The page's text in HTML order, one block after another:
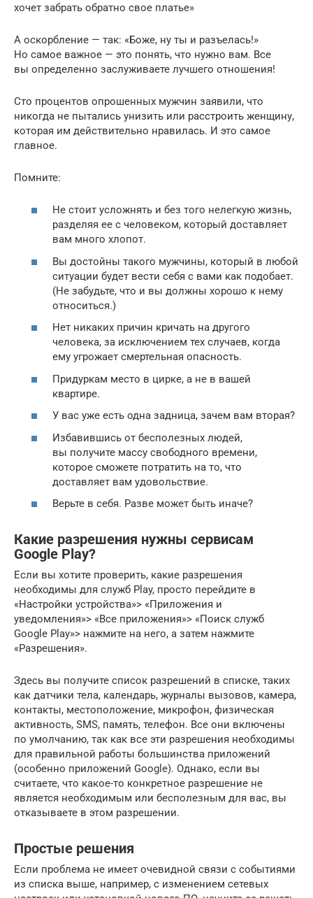
хочет забрать обратно свое платье»
А оскорбление — так: «Боже, ну ты и разъелась!»
Но самое важное — это понять, что нужно вам. Все
вы определенно заслуживаете лучшего отношения!
Сто процентов опрошенных мужчин заявили, что
никогда не пытались унизить или расстроить женщину,
которая им действительно нравилась. И это самое
главное.
Помните:
Не стоит усложнять и без того нелегкую жизнь,
разделяя ее с человеком, который доставляет
вам много хлопот.
Вы достойны такого мужчины, который в любой
ситуации будет вести себя с вами как подобает.
(Не забудьте, что и вы должны хорошо к нему
относиться.)
Нет никаких причин кричать на другого
человека, за исключением тех случаев, когда
ему угрожает смертельная опасность.
Придуркам место в цирке, а не в вашей
квартире.
У вас уже есть одна задница, зачем вам вторая?
Избавившись от бесполезных людей,
вы получите массу свободного времени,
которое сможете потратить на то, что
доставляет вам удовольствие.
Верьте в себя. Разве может быть иначе?
Какие разрешения нужны сервисам
Google Play?
Если вы хотите проверить, какие разрешения
необходимы для служб Play, просто перейдите в
«Настройки устройства»> «Приложения и
уведомления»> «Все приложения»> «Поиск служб
Google Play»> нажмите на него, а затем нажмите
«Разрешения».
Здесь вы получите список разрешений в списке, таких
как датчики тела, календарь, журналы вызовов, камера,
контакты, местоположение, микрофон, физическая
активность, SMS, память, телефон. Все они включены
по умолчанию, так как все эти разрешения необходимы
для правильной работы большинства приложений
(особенно приложений Google). Однако, если вы
считаете, что какое-то конкретное разрешение не
является необходимым или бесполезным для вас, вы
отказываете в этом разрешении.
Простые решения
Если проблема не имеет очевидной связи с событиями
из списка выше, например, с изменением сетевых